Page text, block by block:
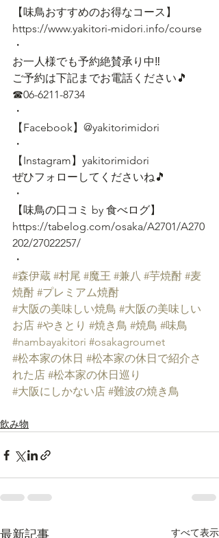
【味鳥おすすめのお得なコース】
https://www.yakitori-midori.info/course
・
お一人様でも予約絶賛承り中‼
ご予約は下記までお電話ください🎵
☎06-6211-8734
・
【Facebook】@yakitorimidori
・
【Instagram】yakitorimidori
ぜひフォローしてくださいね🎵
・
【味鳥の口コミ by 食べログ】
https://tabelog.com/osaka/A2701/A270
202/27022257/
・
#森伊蔵 #村尾 #魔王 #兼八 #芋焼酎 #麦
焼酎 #プレミアム焼酎
#大阪の美味しい焼鳥 #大阪の美味しい
お店 #やきとり #焼き鳥 #焼鳥 #味鳥
#nambayakitori #osakagroumet
#松本家の休日 #松本家の休日で紹介さ
れた店 #松本家の休日巡り
#大阪にしかない店 #難波の焼き鳥
飲み物
最新記事 すべて表示